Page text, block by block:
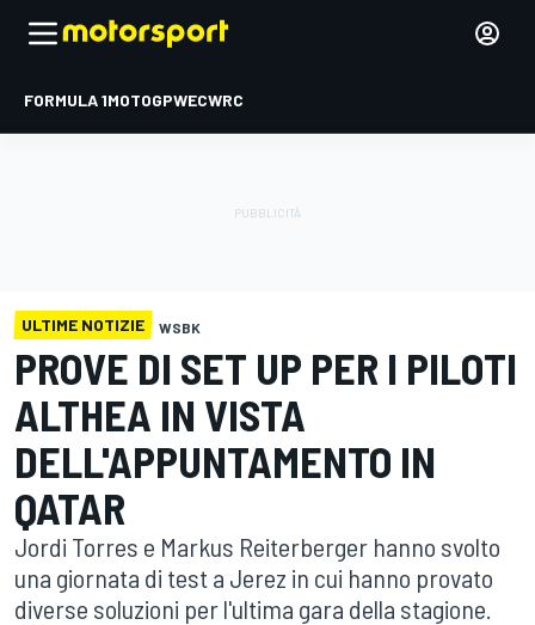
FORMULA 1MOTOGPWECWRC
ULTIME NOTIZIE WSBK
PROVE DI SET UP PER I PILOTI
ALTHEA IN VISTA
DELL'APPUNTAMENTO IN
QATAR
Jordi Torres e Markus Reiterberger hanno svolto
una giornata di test a Jerez in cui hanno provato
diverse soluzioni per l'ultima gara della stagione.